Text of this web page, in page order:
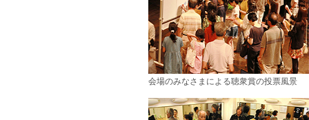
会場のみなさまによる聴衆賞の投票風景